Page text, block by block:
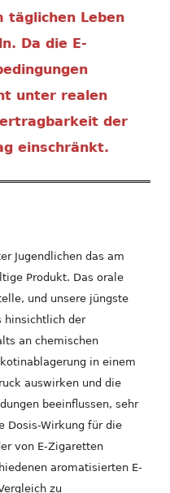
täglichen Leben
Da die E-
unter realen
der
einschränkt.
Jugendlichen das am
Produkt. Das orale
und unsere jüngste
hinsichtlich der
an chemischen
in einem
auswirken und die
beeinflussen, sehr
Dosis-Wirkung für die
von E-Zigaretten
aromatisierten E-
zu